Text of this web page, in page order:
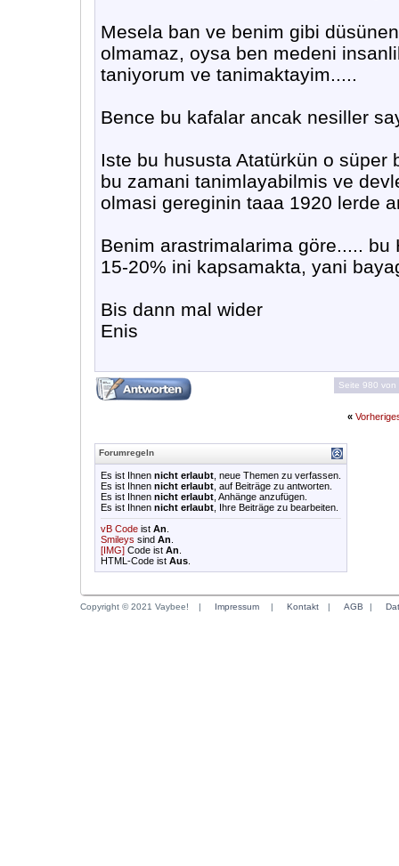
Mesela ban ve benim gibi
olmamaz, oysa ben medeni
taniyorum ve tanimaktayim.....
Bence bu kafalar ancak nesiller
Iste bu hususta Atatürkün o
bu zamani tanimlayabilmis ve
olmasi gereginin taaa 1920 lerde
Benim arastrimalarima göre.....
15-20% ini kapsamakta, yani
Bis dann mal wider
Enis
Seite 980 von
«
Forumregeln
Es ist Ihnen nicht erlaubt , neue Themen zu verfassen.
Es ist Ihnen nicht erlaubt , auf Beiträge zu antworten.
Es ist Ihnen nicht erlaubt , Anhänge anzufügen.
Es ist Ihnen nicht erlaubt , Ihre Beiträge zu bearbeiten.
vB Code ist An
Smileys sind An
[IMG] Code ist An
HTML-Code ist Aus
Copyright © 2021 Vaybee! | Impressum | Kontakt | AGB |